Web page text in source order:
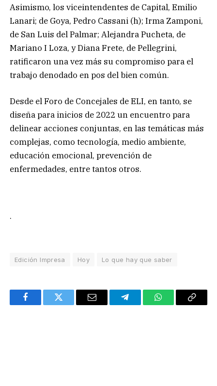
Asimismo, los viceintendentes de Capital, Emilio
Lanari; de Goya, Pedro Cassani (h); Irma Zamponi,
de San Luis del Palmar; Alejandra Pucheta, de
Mariano I Loza, y Diana Frete, de Pellegrini,
ratificaron una vez más su compromiso para el
trabajo denodado en pos del bien común.
Desde el Foro de Concejales de ELI, en tanto, se
diseña para inicios de 2022 un encuentro para
delinear acciones conjuntas, en las temáticas más
complejas, como tecnología, medio ambiente,
educación emocional, prevención de
enfermedades, entre tantos otros.
.
Edición Impresa Hoy Lo que hay que saber
FacebookTwitter Email TelegramWhatsAppCopy